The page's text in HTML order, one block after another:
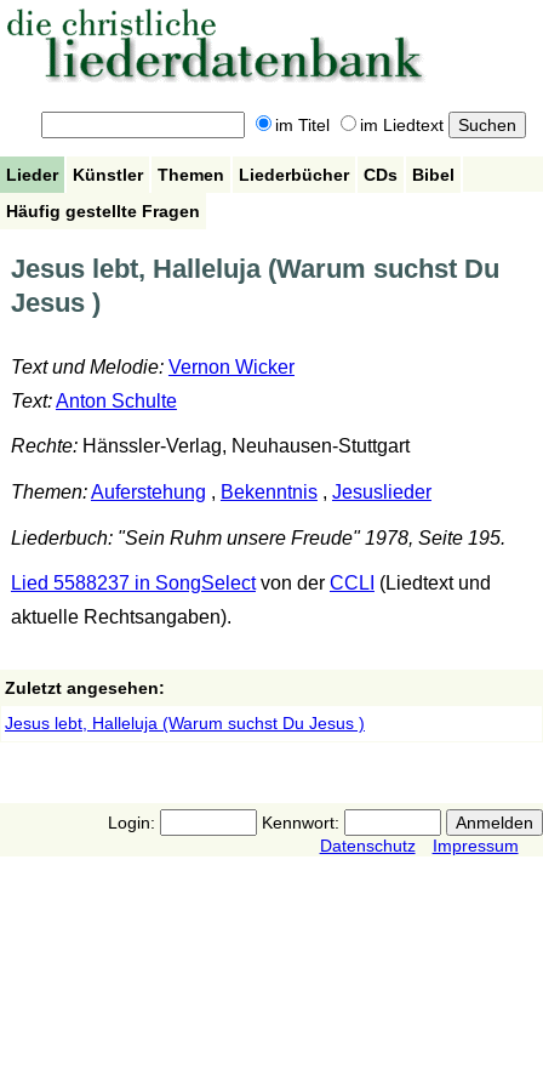
im Titel im Liedtext
Lieder Künstler Themen Liederbücher CDs
Bibel
Häufig gestellte Fragen
Jesus lebt, Halleluja (Warum suchst Du
Jesus )
Text und Melodie: Vernon Wicker
Text:Anton Schulte
Rechte:Hänssler-Verlag, Neuhausen-Stuttgart
Themen:Auferstehung , Bekenntnis, Jesuslieder
Liederbuch: "Sein Ruhm unsere Freude" 1978, Seite 195.
Lied 5588237 in SongSelectvon der CCLI (Liedtext und
aktuelle Rechtsangaben).
Zuletzt angesehen:
Jesus lebt, Halleluja (Warum suchst Du Jesus )
Login:
Kennwort:
Datenschutz
Impressum